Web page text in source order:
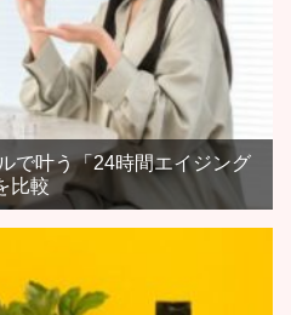
で叶う「24時間エイジング
比較